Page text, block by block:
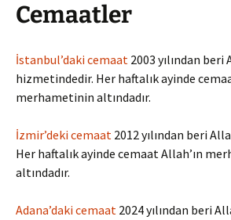
Cemaatler
İstanbul’daki cemaat 2003 yılından beri
hizmetindedir. Her haftalık ayinde
merhametinin altındadır.
İzmir’deki cemaat 2012 yılından beri
Her haftalık ayinde cemaat Allah’ın
altındadır.
Adana’daki cemaat 2024 yılından beri